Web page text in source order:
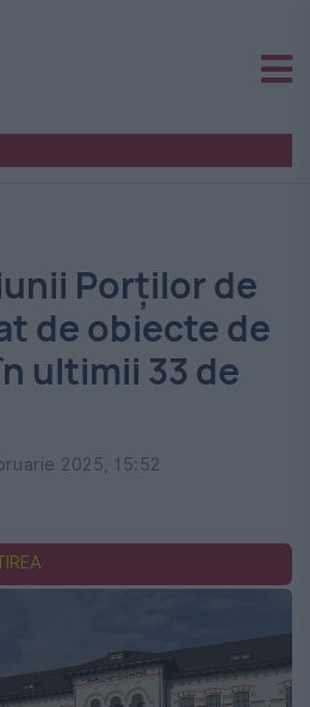
Porților de
de obiecte de
ultimii 33 de
2025, 15:52